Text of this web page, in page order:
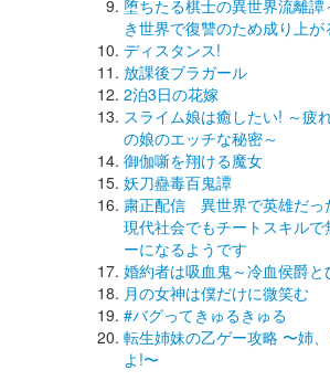
堕ちたる棋士の異世界流離
き世界で復讐のため成り上が
ディスタンス!
放課後ブラガール
2泊3日の花嫁
スライム娘は癒したい! ～疲
の娘のエッチな秘密～
御伽噺を翔ける魔女
妖刀蠱毒百鬼譚
粛正配信 異世界で英雄だっ
現代社会でもチートスキル
ーになるようです
婚約者は吸血鬼～冷血侯爵と
月の女神は僕だけに微笑む
#バグってきゅるきゅる
転生姉妹の乙ゲー攻略 〜姉
よ!〜